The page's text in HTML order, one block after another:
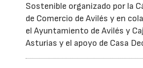
Sostenible organizado por la
de Comercio de Avilés y en
el Ayuntamiento de Avilés y
Asturias y el apoyo de Casa